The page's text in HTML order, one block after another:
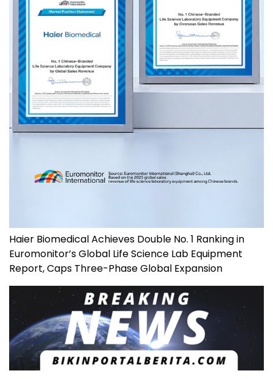
Haier Biomedical Achieves Double No. 1 Ranking in
Euromonitor’s Global Life Science Lab Equipment
Report, Caps Three-Phase Global Expansion